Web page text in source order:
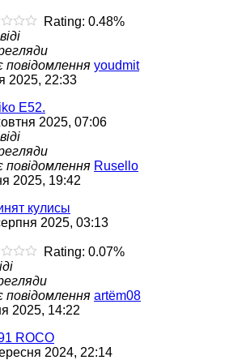
Rating: 0.48%
youdmit
2025, 22:33
E52.
2025, 07:06
Rusello
2025, 19:42
кулисы
2025, 03:13
Rating: 0.07%
artëm08
2025, 14:22
ROCO
2024, 22:14